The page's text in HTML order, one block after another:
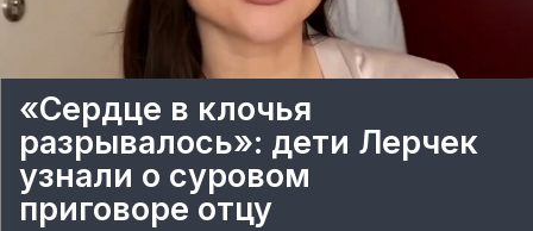
«Сердце в клочья
разрывалось»: дети Лерчек
узнали о суровом
приговоре отцу